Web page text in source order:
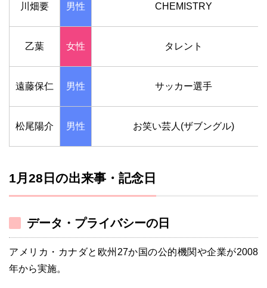
川畑要 男性 CHEMISTRY
乙葉 女性 タレント
遠藤保仁 男性 サッカー選手
松尾陽介 男性 お笑い芸人(ザブングル)
1月28日の出来事・記念日
データ・プライバシーの日
アメリカ・カナダと欧州27か国の公的機関や企業が2008
年から実施。